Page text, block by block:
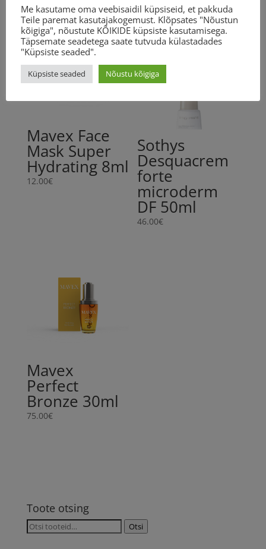
ml
kogus
Mavex Face
Mask Super
Hydrating 8ml
12.00€
Sothys
Desquacrem
forte
microderm
DF 50ml
46.00€
Mavex
Perfect
Bronze 30ml
75.00€
Toote otsing
Otsi: Otsi
Me kasutame oma veebisaidil küpsiseid, et pakkuda
Teile paremat kasutajakogemust. Klõpsates "Nõustun
kõigiga", nõustute KÕIKIDE küpsiste kasutamisega.
Täpsemate seadetega saate tutvuda külastadades
"Küpsiste seaded".
Küpsiste seaded Nõustu kõigiga